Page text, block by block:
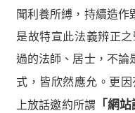
聞利養所縛，持續造作
是故特宣此法義辨正
過的法師、居士，不論
式，皆欣然應允。更因
上放話邀約所謂 「網